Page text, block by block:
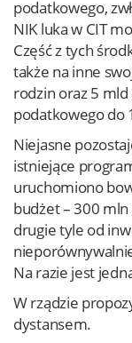
podatkowego,
NIK luka w CIT
Część z tych
także na inne
rodzin oraz 5 mld
podatkowego do
Niejasne
istniejące
uruchomiono
budżet – 300 mln
drugie tyle od
Na razie jest
W rządzie
dystansem.